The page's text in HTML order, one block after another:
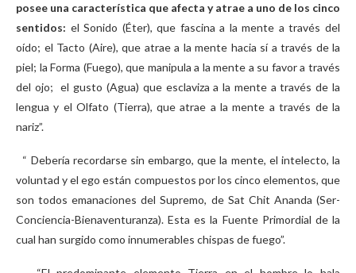
posee una característica que afecta y atrae a uno de los cinco
sentidos: el Sonido (Éter), que fascina a la mente a través del
oído; el Tacto (Aire), que atrae a la mente hacia sí a través de la
piel; la Forma (Fuego), que manipula a la mente a su favor a través
del ojo; el gusto (Agua) que esclaviza a la mente a través de la
lengua y el Olfato (Tierra), que atrae a la mente a través de la
nariz”.
“ Debería recordarse sin embargo, que la mente, el intelecto, la
voluntad y el ego están compuestos por los cinco elementos, que
son todos emanaciones del Supremo, de Sat Chit Ananda (Ser-
Conciencia-Bienaventuranza). Esta es la Fuente Primordial de la
cual han surgido como innumerables chispas de fuego”.